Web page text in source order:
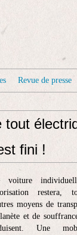
Revue de presse
tout
fini !
voiture
restera,
moyens de
et de
Une